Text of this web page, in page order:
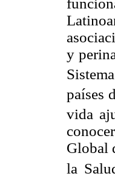
y
países
vida
Global
la